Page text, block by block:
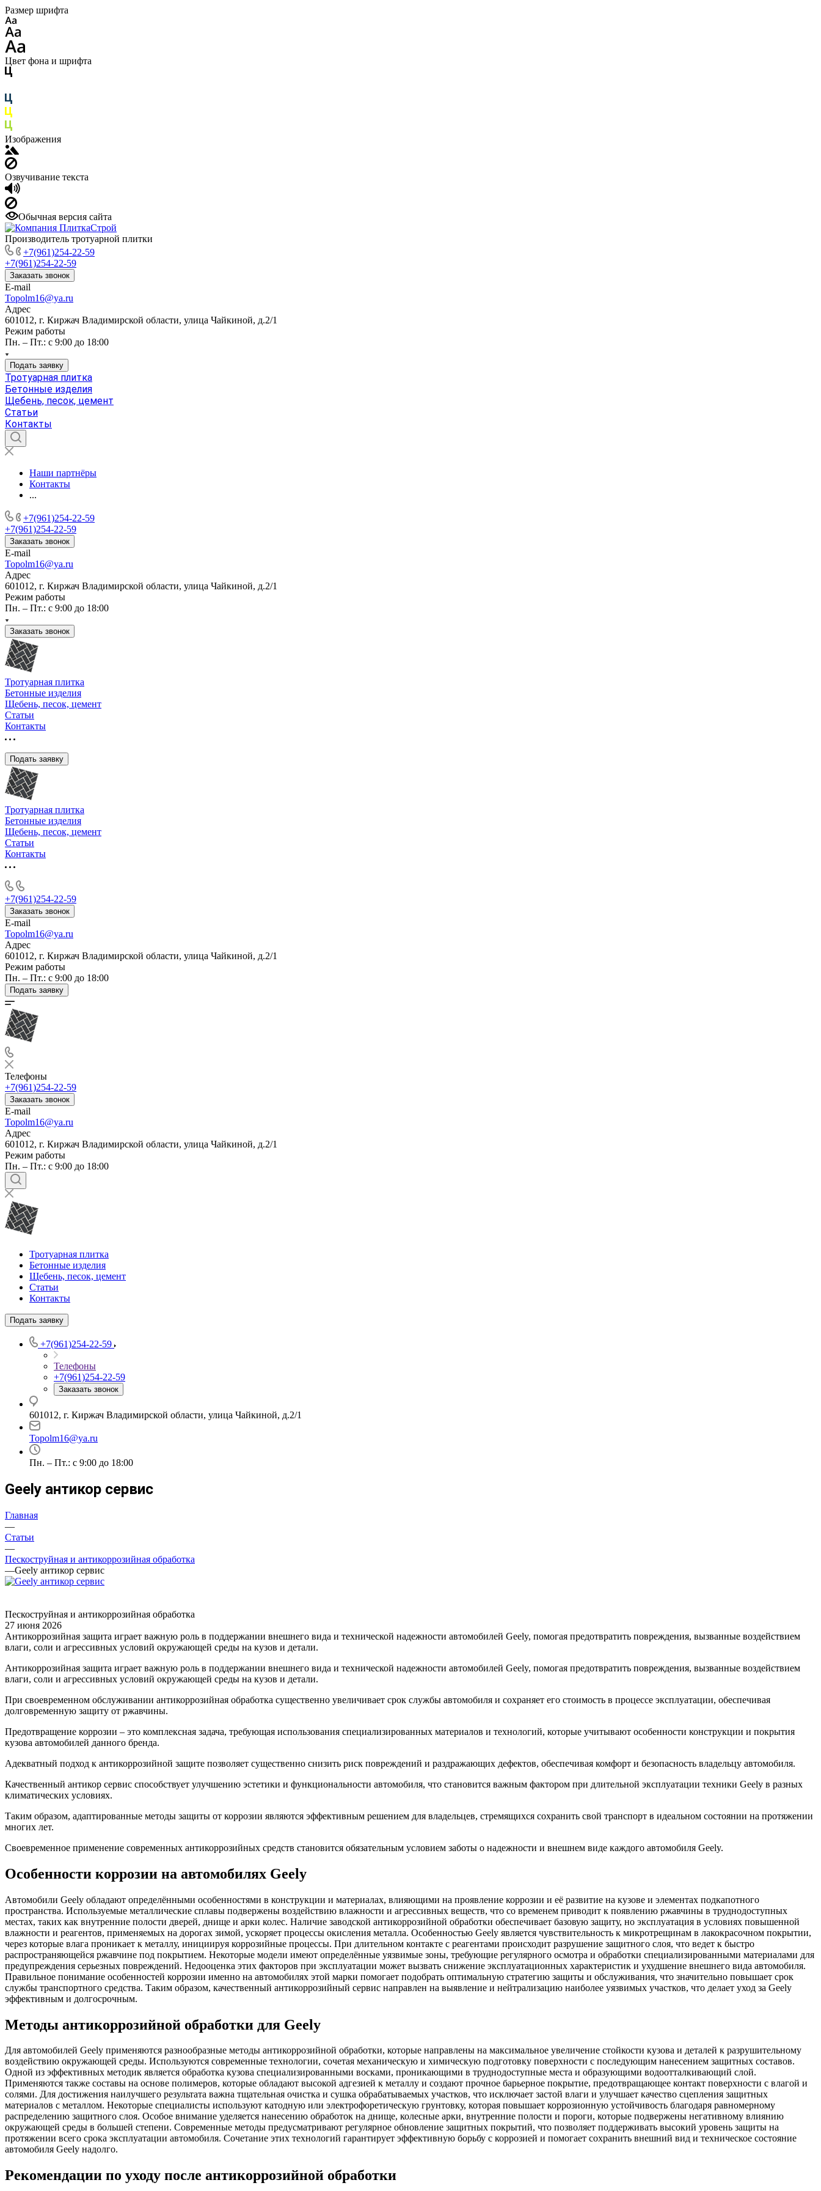
Размер шрифта
Цвет фона и шрифта
Изображения
Озвучивание текста
Обычная версия сайта
Производитель тротуарной плитки
+7(961)254-22-59
+7(961)254-22-59
Заказать звонок
E-mail
Topolm16@ya.ru
Адрес
601012, г. Киржач Владимирской области, улица Чайкиной, д.2/1
Режим работы
Пн. – Пт.: с 9:00 до 18:00
Подать заявку
Тротуарная плитка
Бетонные изделия
Щебень, песок, цемент
Статьи
Контакты
Наши партнёры
Контакты
...
+7(961)254-22-59
+7(961)254-22-59
Заказать звонок
E-mail
Topolm16@ya.ru
Адрес
601012, г. Киржач Владимирской области, улица Чайкиной, д.2/1
Режим работы
Пн. – Пт.: с 9:00 до 18:00
Заказать звонок
Тротуарная плитка
Бетонные изделия
Щебень, песок, цемент
Статьи
Контакты
Подать заявку
Тротуарная плитка
Бетонные изделия
Щебень, песок, цемент
Статьи
Контакты
+7(961)254-22-59
Заказать звонок
E-mail
Topolm16@ya.ru
Адрес
601012, г. Киржач Владимирской области, улица Чайкиной, д.2/1
Режим работы
Пн. – Пт.: с 9:00 до 18:00
Подать заявку
Телефоны
+7(961)254-22-59
Заказать звонок
E-mail
Topolm16@ya.ru
Адрес
601012, г. Киржач Владимирской области, улица Чайкиной, д.2/1
Режим работы
Пн. – Пт.: с 9:00 до 18:00
Тротуарная плитка
Бетонные изделия
Щебень, песок, цемент
Статьи
Контакты
Подать заявку
+7(961)254-22-59
Телефоны
+7(961)254-22-59
Заказать звонок
601012, г. Киржач Владимирской области, улица Чайкиной, д.2/1
Topolm16@ya.ru
Пн. – Пт.: с 9:00 до 18:00
Geely антикор сервис
Главная
—
Статьи
—
Пескоструйная и антикоррозийная обработка
—Geely антикор сервис
Пескоструйная и антикоррозийная обработка
27 июня 2026
Антикоррозийная защита играет важную роль в поддержании внешнего вида и технической надежности автомобилей Geely, помогая предотвратить повреждения, вызванные воздействием
влаги, соли и агрессивных условий окружающей среды на кузов и детали.
Антикоррозийная защита играет важную роль в поддержании внешнего вида и технической надежности автомобилей Geely, помогая предотвратить повреждения, вызванные воздействием
влаги, соли и агрессивных условий окружающей среды на кузов и детали.
При своевременном обслуживании антикоррозийная обработка существенно увеличивает срок службы автомобиля и сохраняет его стоимость в процессе эксплуатации, обеспечивая
долговременную защиту от ржавчины.
Предотвращение коррозии – это комплексная задача, требующая использования специализированных материалов и технологий, которые учитывают особенности конструкции и покрытия
кузова автомобилей данного бренда.
Адекватный подход к антикоррозийной защите позволяет существенно снизить риск повреждений и раздражающих дефектов, обеспечивая комфорт и безопасность владельцу автомобиля.
Качественный антикор сервис способствует улучшению эстетики и функциональности автомобиля, что становится важным фактором при длительной эксплуатации техники Geely в разных
климатических условиях.
Таким образом, адаптированные методы защиты от коррозии являются эффективным решением для владельцев, стремящихся сохранить свой транспорт в идеальном состоянии на протяжении
многих лет.
Своевременное применение современных антикоррозийных средств становится обязательным условием заботы о надежности и внешнем виде каждого автомобиля Geely.
Особенности коррозии на автомобилях Geely
Автомобили Geely обладают определёнными особенностями в конструкции и материалах, влияющими на проявление коррозии и её развитие на кузове и элементах подкапотного
пространства. Используемые металлические сплавы подвержены воздействию влажности и агрессивных веществ, что со временем приводит к появлению ржавчины в труднодоступных
местах, таких как внутренние полости дверей, днище и арки колес. Наличие заводской антикоррозийной обработки обеспечивает базовую защиту, но эксплуатация в условиях повышенной
влажности и реагентов, применяемых на дорогах зимой, ускоряет процессы окисления металла. Особенностью Geely является чувствительность к микротрещинам в лакокрасочном покрытии,
через которые влага проникает к металлу, инициируя коррозийные процессы. При длительном контакте с реагентами происходит разрушение защитного слоя, что ведет к быстро
распространяющейся ржавчине под покрытием. Некоторые модели имеют определённые уязвимые зоны, требующие регулярного осмотра и обработки специализированными материалами для
предупреждения серьезных повреждений. Недооценка этих факторов при эксплуатации может вызвать снижение эксплуатационных характеристик и ухудшение внешнего вида автомобиля.
Правильное понимание особенностей коррозии именно на автомобилях этой марки помогает подобрать оптимальную стратегию защиты и обслуживания, что значительно повышает срок
службы транспортного средства. Таким образом, качественный антикоррозийный сервис направлен на выявление и нейтрализацию наиболее уязвимых участков, что делает уход за Geely
эффективным и долгосрочным.
Методы антикоррозийной обработки для Geely
Для автомобилей Geely применяются разнообразные методы антикоррозийной обработки, которые направлены на максимальное увеличение стойкости кузова и деталей к разрушительному
воздействию окружающей среды. Используются современные технологии, сочетая механическую и химическую подготовку поверхности с последующим нанесением защитных составов.
Одной из эффективных методик является обработка кузова специализированными восками, проникающими в труднодоступные места и образующими водоотталкивающий слой.
Применяются также составы на основе полимеров, которые обладают высокой адгезией к металлу и создают прочное барьерное покрытие, предотвращающее контакт поверхности с влагой и
солями. Для достижения наилучшего результата важна тщательная очистка и сушка обрабатываемых участков, что исключает застой влаги и улучшает качество сцепления защитных
материалов с металлом. Некоторые специалисты используют катодную или электрофоретическую грунтовку, которая повышает коррозионную устойчивость благодаря равномерному
распределению защитного слоя. Особое внимание уделяется нанесению обработок на днище, колесные арки, внутренние полости и пороги, которые подвержены негативному влиянию
окружающей среды в большей степени. Современные методы предусматривают регулярное обновление защитных покрытий, что позволяет поддерживать высокий уровень защиты на
протяжении всего срока эксплуатации автомобиля. Сочетание этих технологий гарантирует эффективную борьбу с коррозией и помогает сохранить внешний вид и техническое состояние
автомобиля Geely надолго.
Рекомендации по уходу после антикоррозийной обработки